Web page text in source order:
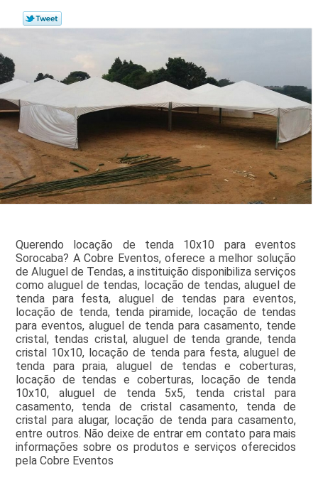
Querendo locação de tenda 10x10 para eventos
Sorocaba? A Cobre Eventos, oferece a melhor solução
de Aluguel de Tendas, a instituição disponibiliza serviços
como aluguel de tendas, locação de tendas, aluguel de
tenda para festa, aluguel de tendas para eventos,
locação de tenda, tenda piramide, locação de tendas
para eventos, aluguel de tenda para casamento, tende
cristal, tendas cristal, aluguel de tenda grande, tenda
cristal 10x10, locação de tenda para festa, aluguel de
tenda para praia, aluguel de tendas e coberturas,
locação de tendas e coberturas, locação de tenda
10x10, aluguel de tenda 5x5, tenda cristal para
casamento, tenda de cristal casamento, tenda de
cristal para alugar, locação de tenda para casamento,
entre outros. Não deixe de entrar em contato para mais
informações sobre os produtos e serviços oferecidos
pela Cobre Eventos